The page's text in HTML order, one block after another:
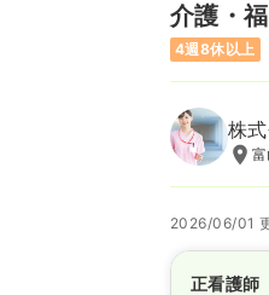
介護・
4週8休以上
株
2026/06/01
正看護師